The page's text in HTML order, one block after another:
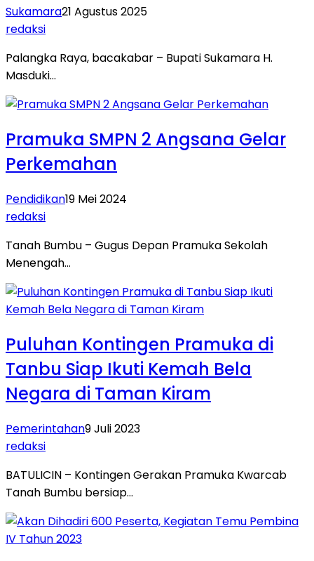
Sukamara21 Agustus 2025
redaksi
Palangka Raya, bacakabar – Bupati Sukamara H.
Masduki…
Pramuka SMPN 2 Angsana Gelar
Perkemahan
Pendidikan19 Mei 2024
redaksi
Tanah Bumbu – Gugus Depan Pramuka Sekolah
Menengah…
Puluhan Kontingen Pramuka di
Tanbu Siap Ikuti Kemah Bela
Negara di Taman Kiram
Pemerintahan9 Juli 2023
redaksi
BATULICIN – Kontingen Gerakan Pramuka Kwarcab
Tanah Bumbu bersiap…